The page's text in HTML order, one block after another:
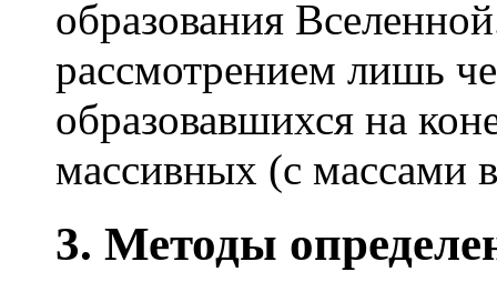
образования
рассмотрением лишь
образовавшихся на
массивных (с массами
3. Методы